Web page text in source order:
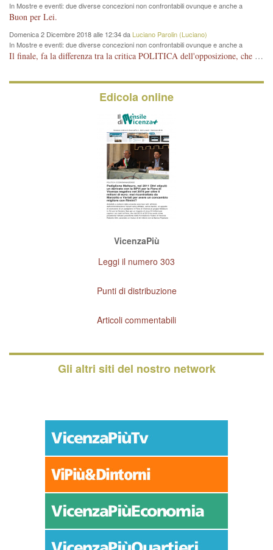
In Mostre e eventi: due diverse concezioni non confrontabili ovunque e anche a
Vicenza
Buon per Lei.
Domenica 2 Dicembre 2018 alle 12:34 da Luciano Parolin (Luciano)
In Mostre e eventi: due diverse concezioni non confrontabili ovunque e anche a
Vicenza
Il finale, fa la differenza tra la critica POLITICA dell'opposizione, che ha perso le elezioni ed è minoranza e non trova altri argomenti per politicizzare sul sito qua o là ? La critica d'arte invece è un'altra cosa che lascio agli altri. Per ora mi basta la lezione magistrale del prof. Giulianati.
Edicola online
VicenzaPiù
Leggi il numero 303
Punti di distribuzione
Articoli commentabili
Gli altri siti del nostro network